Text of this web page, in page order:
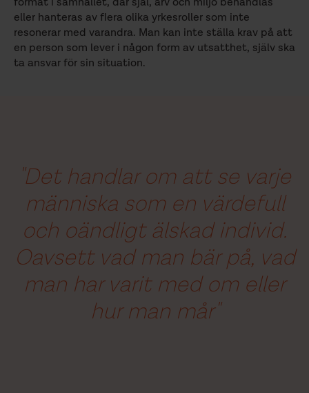
format i samhället, där själ, arv och miljö behandlas
eller hanteras av flera olika yrkesroller som inte
resonerar med varandra. Man kan inte ställa krav på att
en person som lever i någon form av utsatthet, själv ska
ta ansvar för sin situation.
"Det handlar om att se varje
människa som en värdefull
och oändligt älskad individ.
Oavsett vad man bär på, vad
man har varit med om eller
hur man mår"